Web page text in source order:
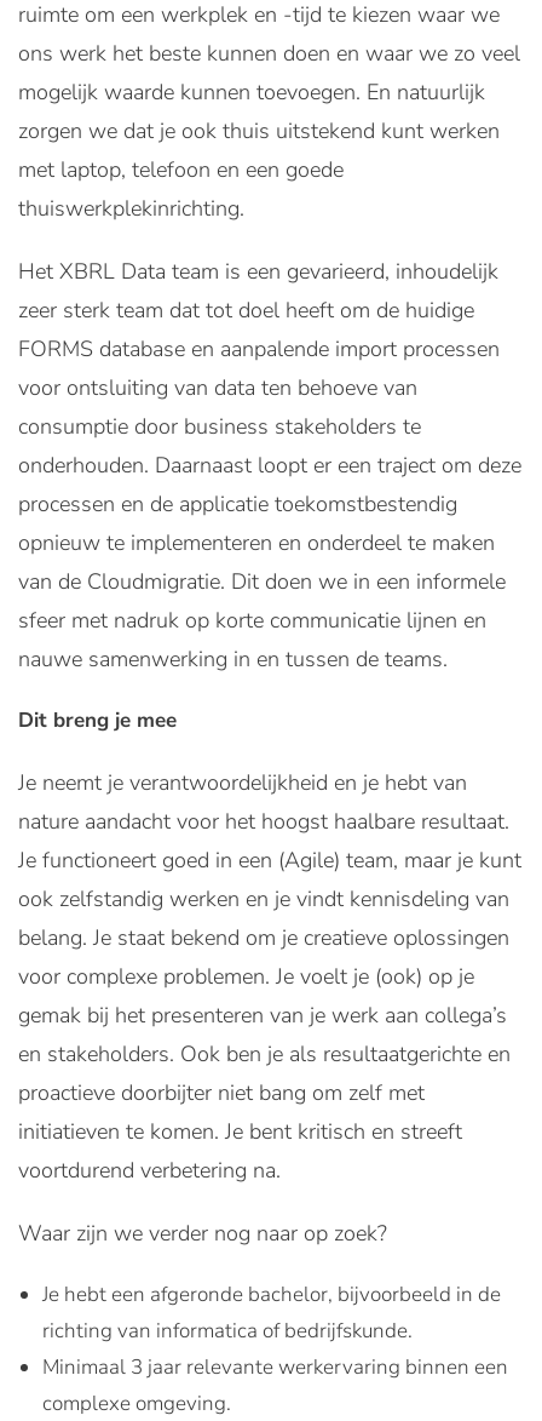
ruimte om een werkplek en -tijd te kiezen waar we
ons werk het beste kunnen doen en waar we zo veel
mogelijk waarde kunnen toevoegen. En natuurlijk
zorgen we dat je ook thuis uitstekend kunt werken
met laptop, telefoon en een goede
thuiswerkplekinrichting.
Het XBRL Data team is een gevarieerd, inhoudelijk
zeer sterk team dat tot doel heeft om de huidige
FORMS database en aanpalende import processen
voor ontsluiting van data ten behoeve van
consumptie door business stakeholders te
onderhouden. Daarnaast loopt er een traject om deze
processen en de applicatie toekomstbestendig
opnieuw te implementeren en onderdeel te maken
van de Cloudmigratie. Dit doen we in een informele
sfeer met nadruk op korte communicatie lijnen en
nauwe samenwerking in en tussen de teams.
Dit breng je mee
Je neemt je verantwoordelijkheid en je hebt van
nature aandacht voor het hoogst haalbare resultaat.
Je functioneert goed in een (Agile) team, maar je kunt
ook zelfstandig werken en je vindt kennisdeling van
belang. Je staat bekend om je creatieve oplossingen
voor complexe problemen. Je voelt je (ook) op je
gemak bij het presenteren van je werk aan collega’s
en stakeholders. Ook ben je als resultaatgerichte en
proactieve doorbijter niet bang om zelf met
initiatieven te komen. Je bent kritisch en streeft
voortdurend verbetering na.
Waar zijn we verder nog naar op zoek?
Je hebt een afgeronde bachelor, bijvoorbeeld in de
richting van informatica of bedrijfskunde.
Minimaal 3 jaar relevante werkervaring binnen een
complexe omgeving.